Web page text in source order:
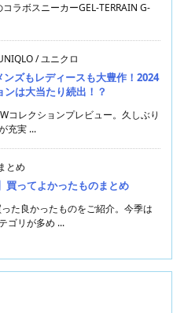
ラボスニーカーGEL-TERRAIN G-
/ ユニクロ
ンズもレディースも大豊作！2024
は大当たり続出！？
コレクションプレビュー。久しぶり
充実 ...
とめ
買ってよかったものまとめ
た良かったものをご紹介。今季は
ゴリが多め ...